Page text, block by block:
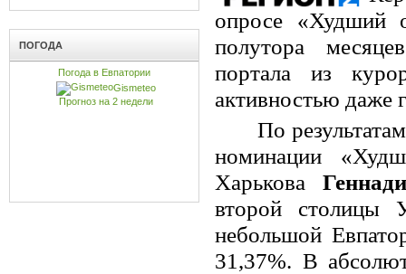
ПОГОДА
Погода в Евпатории
Gismeteo
Прогноз на 2 недели
опросе «Худший
полутора
портала из
активностью даже
По
номинации
Харькова
второй столицы
небольшой
31,37%. В